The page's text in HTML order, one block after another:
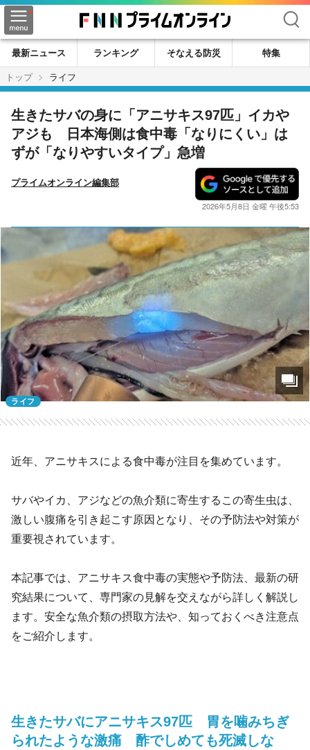
検索
最新ニュース ランキング そなえる防災
特集
トップ
ライフ
生きたサバの身に「アニサキス97匹」イカや
アジも 日本海側は食中毒「なりにくい」は
ずが「なりやすいタイプ」急増
プライムオンライン編集部
2026年5月8日 金曜 午後5:53
ライフ
近年、アニサキスによる食中毒が注目を集めています。
サバやイカ、アジなどの魚介類に寄生するこの寄生虫は、
激しい腹痛を引き起こす原因となり、その予防法や対策が
重要視されています。
本記事では、アニサキス食中毒の実態や予防法、最新の研
究結果について、専門家の見解を交えながら詳しく解説し
ます。安全な魚介類の摂取方法や、知っておくべき注意点
をご紹介します。
生きたサバにアニサキス97匹 胃を噛みちぎ
られたような激痛 酢でしめても死滅しな